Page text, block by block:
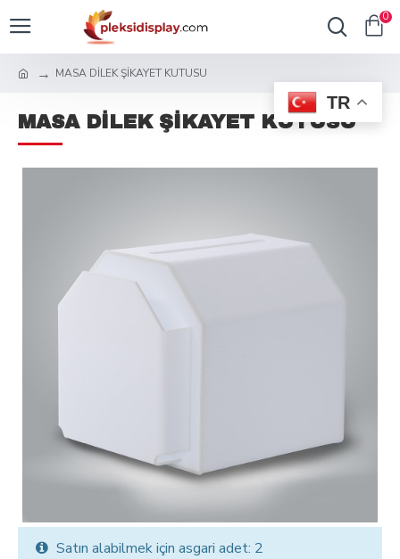
TR
0
MASA DİLEK ŞİKAYET KUTUSU
MASA DİLEK ŞİKAYET KUTUSU
Satın alabilmek için asgari adet: 2